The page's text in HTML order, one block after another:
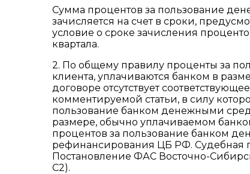
Сумма процентов за пользование
зачисляется на счет в сроки,
условие о сроке зачисления
квартала.
2. По общему правилу проценты за
клиента, уплачиваются банком в
договоре отсутствует
комментируемой статьи, в силу
пользование банком денежными
размере, обычно уплачиваемом
процентов за пользование банком
рефинансирования ЦБ РФ. Судебная
Постановление ФАС Восточно-
С2).